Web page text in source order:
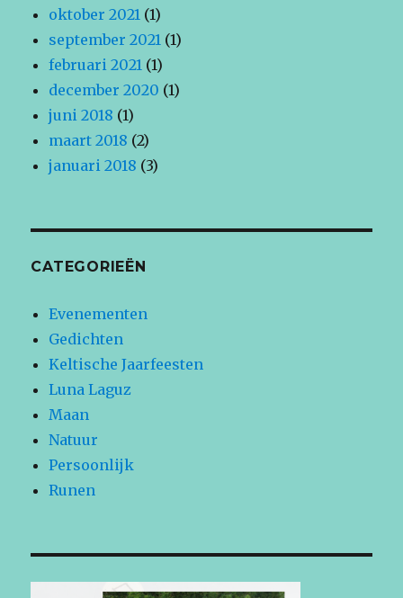
oktober 2021 (1)
september 2021 (1)
februari 2021 (1)
december 2020 (1)
juni 2018 (1)
maart 2018 (2)
januari 2018 (3)
CATEGORIEËN
Evenementen
Gedichten
Keltische Jaarfeesten
Luna Laguz
Maan
Natuur
Persoonlijk
Runen